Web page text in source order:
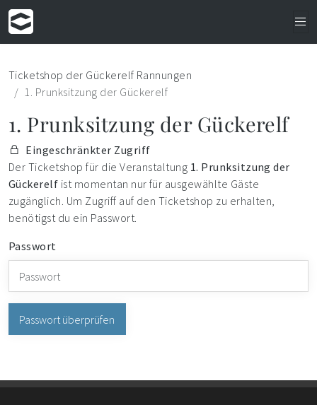
Ticketshop der Gückerelf Rannungen
1. Prunksitzung der Gückerelf
1. Prunksitzung der Gückerelf
Eingeschränkter Zugriff
Der Ticketshop für die Veranstaltung 1. Prunksitzung der
Gückerelf ist momentan nur für ausgewählte Gäste
zugänglich. Um Zugriff auf den Ticketshop zu erhalten,
benötigst du ein Passwort.
Passwort
Passwort überprüfen